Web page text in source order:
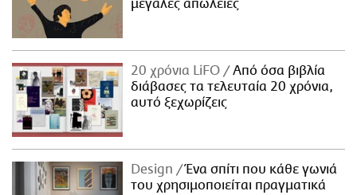
μεγάλες απώλειες
20 χρόνια LiFO
Από όσα βιβλία
διάβασες τα τελευταία 20 χρόνια,
αυτό ξεχωρίζεις
Design
Ένα σπίτι που κάθε γωνιά
του χρησιμοποιείται πραγματικά